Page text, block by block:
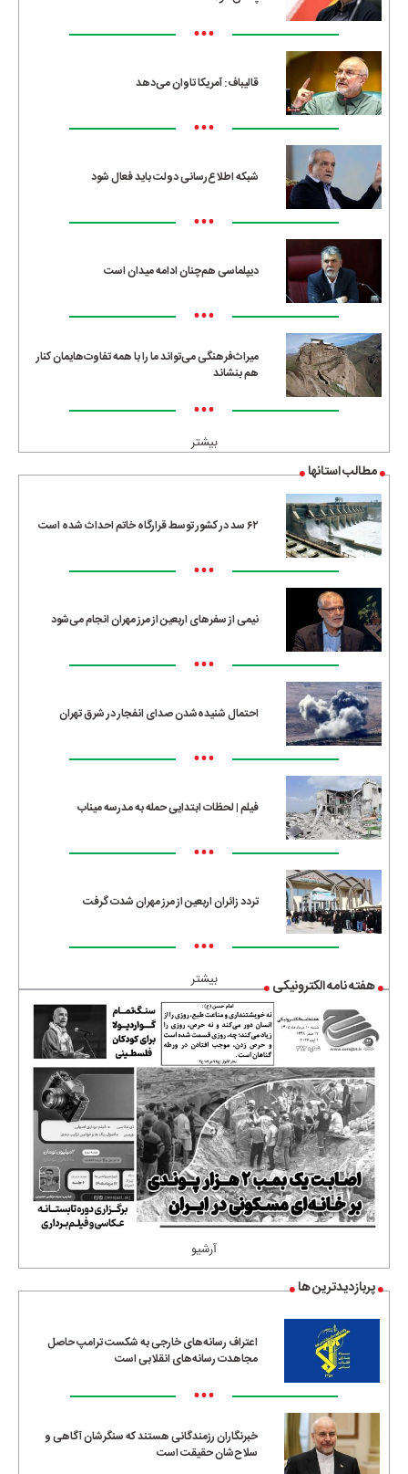
•••
قالیباف: آمریکا تاوان می‌دهد
•••
شبکه اطلاع‌رسانی دولت باید فعال شود
•••
دیپلماسی هم‌چنان ادامه میدان است
•••
میراث‌فرهنگی می‌تواند ما را با همه تفاوت‌هایمان کنار
هم بنشاند
•••
بیشتر
مطالب استانها
۶۲ سد در کشور توسط قرارگاه خاتم احداث شده است
•••
نیمی از سفرهای اربعین از مرز مهران انجام می‌شود
•••
احتمال شنیده‌شدن صدای انفجار در شرق تهران
•••
فیلم | لحظات ابتدایی حمله به مدرسه میناب
•••
تردد زائران اربعین از مرز مهران شدت گرفت
•••
بیشتر هفته نامه الکترونیکی
آرشیو
پربازدیدترین ها
اعتراف رسانه‌های خارجی به شکست ترامپ حاصل
مجاهدت رسانه‌های انقلابی است
•••
خبرنگاران رزمندگانی هستند که سنگرشان آگاهی و
سلاح‌شان حقیقت است